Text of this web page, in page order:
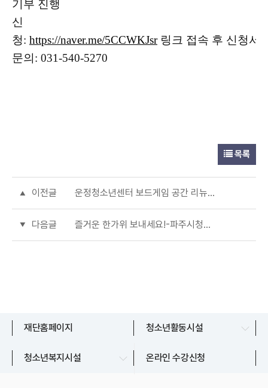
기부 진행
신
청: https://naver.me/5CCWKJsr 링크 접속 후 신청서
문의: 031-540-5270
목록
이전글 운정청소년센터 보드게임 공간 리뉴얼 안내!
다음글 즐거운 한가위 보내세요!-파주시청소년재단 추석 시설 운영 안내-
재단홈페이지 청소년활동시설
파주시청소년수련관
청소년복지시설
파주시청소년상담복지센터 온라인 수강신청